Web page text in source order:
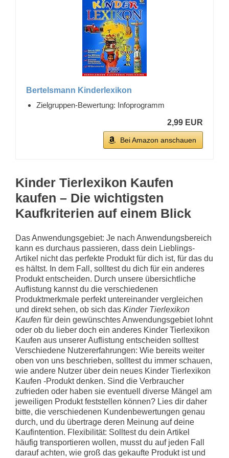
Bertelsmann Kinderlexikon
Zielgruppen-Bewertung: Infoprogramm
2,99 EUR
Bei Amazon anschauen
Kinder Tierlexikon Kaufen
kaufen – Die wichtigsten
Kaufkriterien auf einem Blick
Das Anwendungsgebiet: Je nach Anwendungsbereich
kann es durchaus passieren, dass dein Lieblings-
Artikel nicht das perfekte Produkt für dich ist, für das du
es hältst. In dem Fall, solltest du dich für ein anderes
Produkt entscheiden. Durch unsere übersichtliche
Auflistung kannst du die verschiedenen
Produktmerkmale perfekt untereinander vergleichen
und direkt sehen, ob sich das Kinder Tierlexikon
Kaufen für dein gewünschtes Anwendungsgebiet lohnt
oder ob du lieber doch ein anderes Kinder Tierlexikon
Kaufen aus unserer Auflistung entscheiden solltest
Verschiedene Nutzererfahrungen: Wie bereits weiter
oben von uns beschrieben, solltest du immer schauen,
wie andere Nutzer über dein neues Kinder Tierlexikon
Kaufen -Produkt denken. Sind die Verbraucher
zufrieden oder haben sie eventuell diverse Mängel am
jeweiligen Produkt feststellen können? Lies dir daher
bitte, die verschiedenen Kundenbewertungen genau
durch, und du übertrage deren Meinung auf deine
Kaufintention. Flexibilität: Solltest du dein Artikel
häufig transportieren wollen, musst du auf jeden Fall
darauf achten, wie groß das gekaufte Produkt ist und